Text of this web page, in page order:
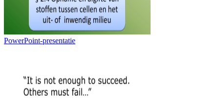
PowerPoint-presentatie